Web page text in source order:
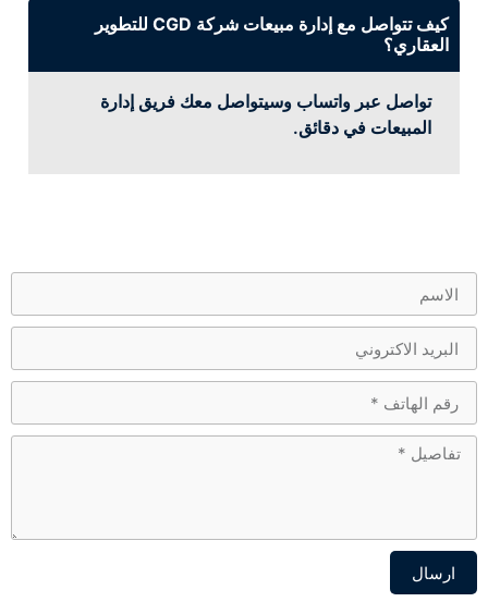
كيف تتواصل مع إدارة مبيعات شركة CGD للتطوير
العقاري؟
تواصل عبر واتساب وسيتواصل معك فريق إدارة
المبيعات في دقائق.
ارسال